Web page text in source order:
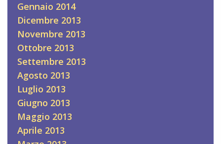
Gennaio 2014
Dicembre 2013
Novembre 2013
Ottobre 2013
Settembre 2013
Agosto 2013
Luglio 2013
Giugno 2013
Maggio 2013
Aprile 2013